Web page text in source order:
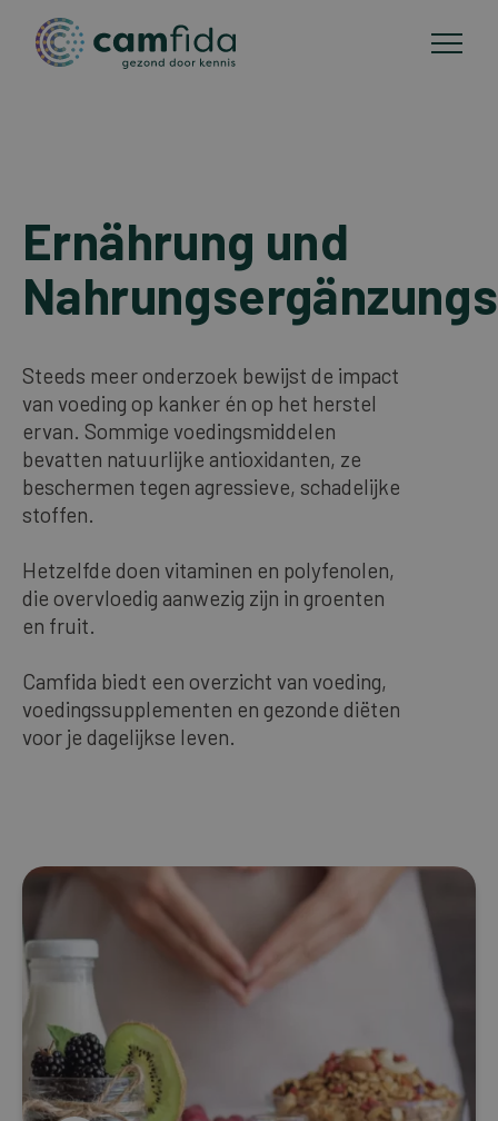
zum
Inhalt
Ernährung und
Steeds meer onderzoek bewijst de impact
van voeding op kanker én op het herstel
ervan. Sommige voedingsmiddelen
bevatten natuurlijke antioxidanten, ze
beschermen tegen agressieve, schadelijke
stoffen.
Hetzelfde doen vitaminen en polyfenolen,
die overvloedig aanwezig zijn in groenten
en fruit.
Camfida biedt een overzicht van voeding,
voedingssupplementen en gezonde diëten
voor je dagelijkse leven.
CAM-methoden
Publikationen
Über Camfida
Kontakt
DEUTSCH